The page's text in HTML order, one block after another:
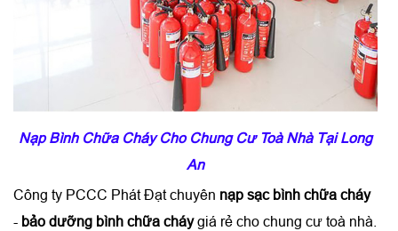
Nạp Bình Chữa Cháy Cho Chung Cư Toà Nhà Tại Long
An
Công ty PCCC Phát Đạt chuyên nạp sạc bình chữa cháy
- bảo dưỡng bình chữa cháygiá rẻ cho chung cư toà nhà.